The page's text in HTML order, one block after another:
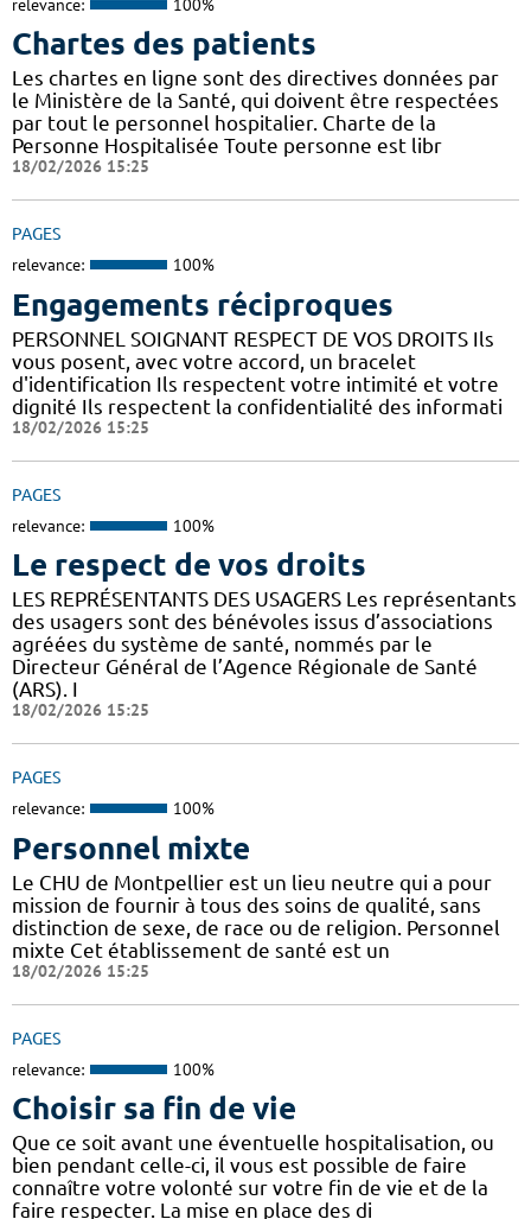
relevance: 100%
Chartes des patients
Les chartes en ligne sont des directives données par
le Ministère de la Santé, qui doivent être respectées
par tout le personnel hospitalier. Charte de la
Personne Hospitalisée Toute personne est libr
18/02/2026 15:25
PAGES
relevance: 100%
Engagements réciproques
PERSONNEL SOIGNANT RESPECT DE VOS DROITS Ils
vous posent, avec votre accord, un bracelet
d'identification Ils respectent votre intimité et votre
dignité Ils respectent la confidentialité des informati
18/02/2026 15:25
PAGES
relevance: 100%
Le respect de vos droits
LES REPRÉSENTANTS DES USAGERS Les représentants
des usagers sont des bénévoles issus d’associations
agréées du système de santé, nommés par le
Directeur Général de l’Agence Régionale de Santé
(ARS). I
18/02/2026 15:25
PAGES
relevance: 100%
Personnel mixte
Le CHU de Montpellier est un lieu neutre qui a pour
mission de fournir à tous des soins de qualité, sans
distinction de sexe, de race ou de religion. Personnel
mixte Cet établissement de santé est un
18/02/2026 15:25
PAGES
relevance: 100%
Choisir sa fin de vie
Que ce soit avant une éventuelle hospitalisation, ou
bien pendant celle-ci, il vous est possible de faire
connaître votre volonté sur votre fin de vie et de la
faire respecter. La mise en place des di